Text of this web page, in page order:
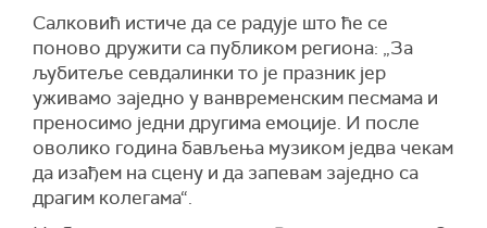
Салковић истиче да се радује што ће се
поново дружити са публиком региона: „За
љубитеље севдалинки то је празник јер
уживамо заједно у ванвременским песмама и
преносимо једни другима емоције. И после
оволико година бављења музиком једва чекам
да изађем на сцену и да запевам заједно са
драгим колегама“.